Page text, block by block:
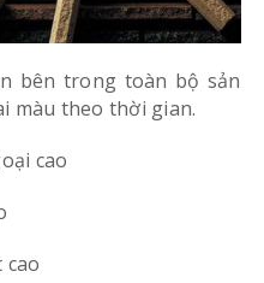
bên trong toàn bộ sản
màu theo thời gian.
cao
cao